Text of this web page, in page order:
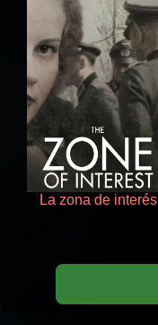
La zona de interés